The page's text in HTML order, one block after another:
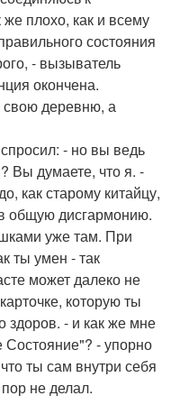
плохо, как и всему
состояния
- вызыватель
окончена.
свою деревню, а
- но вы ведь
Вы думаете, что я. -
как старому китайцу,
общую дисгармонию.
уже там. При
ты умен - так
может далеко не
которую ты
- и как же мне
- упорно
ты сам внутри себя
не делал.